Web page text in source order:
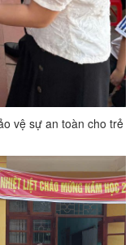
sự an toàn cho trẻ